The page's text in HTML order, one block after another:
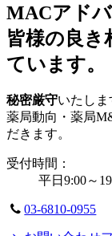
MACアドバ
皆様の良き
ています。
秘密厳守いたし
薬局動向・薬局
だきます。
受付時間：
平日9:00～
03-6810-0955